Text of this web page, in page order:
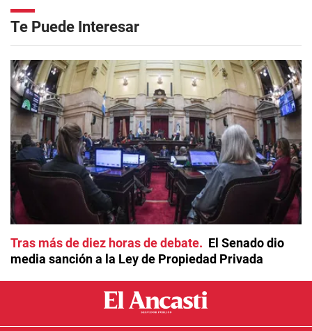
Te Puede Interesar
Tras más de diez horas de debate
El Senado dio
media sanción a la Ley de Propiedad Privada